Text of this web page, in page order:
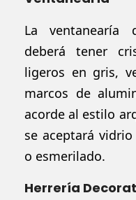
La ventanearía
deberá tener
ligeros en gris,
marcos de
acorde al estilo
se aceptará
o esmerilado.
Herrería